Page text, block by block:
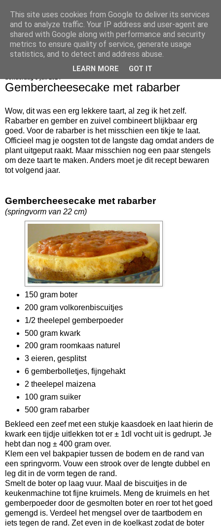
bijna net zo lekker als thuis
Gembercheesecake met rabarber
Wow, dit was een erg lekkere taart, al zeg ik het zelf.
Rabarber en gember en zuivel combineert blijkbaar erg
goed. Voor de rabarber is het misschien een tikje te laat.
Officieel mag je oogsten tot de langste dag omdat anders de
plant uitgeput raakt. Maar misschien nog een paar stengels
om deze taart te maken. Anders moet je dit recept bewaren
tot volgend jaar.
Gembercheesecake met rabarber
(springvorm van 22 cm)
150 gram boter
200 gram volkorenbiscuitjes
1/2 theelepel gemberpoeder
500 gram kwark
200 gram roomkaas naturel
3 eieren, gesplitst
6 gemberbolletjes, fijngehakt
2 theelepel maizena
100 gram suiker
500 gram rabarber
Bekleed een zeef met een stukje kaasdoek en laat hierin de
kwark een tijdje uitlekken tot er ± 1dl vocht uit is gedrupt. Je
hebt dan nog ± 400 gram over.
Klem een vel bakpapier tussen de bodem en de rand van
een springvorm. Vouw een strook over de lengte dubbel en
leg dit in de vorm tegen de rand.
Smelt de boter op laag vuur. Maal de biscuitjes in de
keukenmachine tot fijne kruimels. Meng de kruimels en het
gemberpoeder door de gesmolten boter en roer tot het goed
gemengd is. Verdeel het mengsel over de taartbodem en
iets tegen de rand. Zet even in de koelkast zodat de boter
This site uses cookies from Google to deliver its services
and to analyze traffic. Your IP address and user-agent are
shared with Google along with performance and security
metrics to ensure quality of service, generate usage
statistics, and to detect and address abuse.
LEARN MORE GOT IT